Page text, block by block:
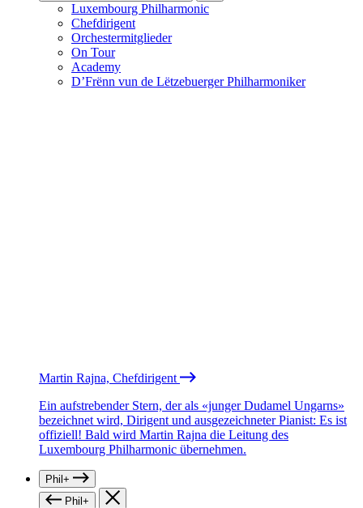
Luxembourg Philharmonic
Chefdirigent
Orchestermitglieder
On Tour
Academy
D’Frënn vun de Lëtzebuerger Philharmoniker
Martin Rajna, Chefdirigent
Ein aufstrebender Stern, der als «junger Dudamel Ungarns»
bezeichnet wird, Dirigent und ausgezeichneter Pianist: Es ist
offiziell! Bald wird Martin Rajna die Leitung des
Luxembourg Philharmonic übernehmen.
Phil+
Phil+